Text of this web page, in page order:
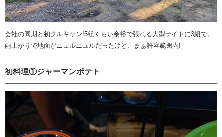
会社の同期と初グルキャン!5組くらい余裕で張れる大型サイトに3組で。
雨上がりで地面がニュルニュルだったけど、まぁ許容範囲内!
初料理①ジャーマンポテト